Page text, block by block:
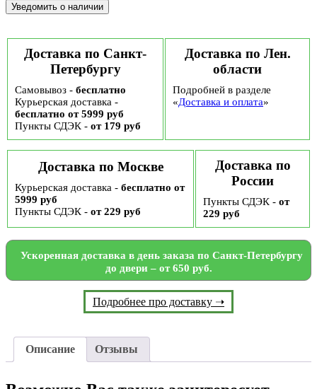
Доставка по Санкт-
Петербургу
Самовывоз - бесплатно
Курьерская доставка -
бесплатно от 5999 руб
Пункты СДЭК - от 179 руб
Доставка по Лен.
области
Подробней в разделе
«Доставка и оплата»
Доставка по Москве
Курьерская доставка - бесплатно от
5999 руб
Пункты СДЭК - от 229 руб
Доставка по
России
Пункты СДЭК - от
229 руб
Ускоренная доставка в день заказа по Санкт-Петербургу
до двери – от 650 руб.
Подробнее про доставку ➝
Описание Отзывы